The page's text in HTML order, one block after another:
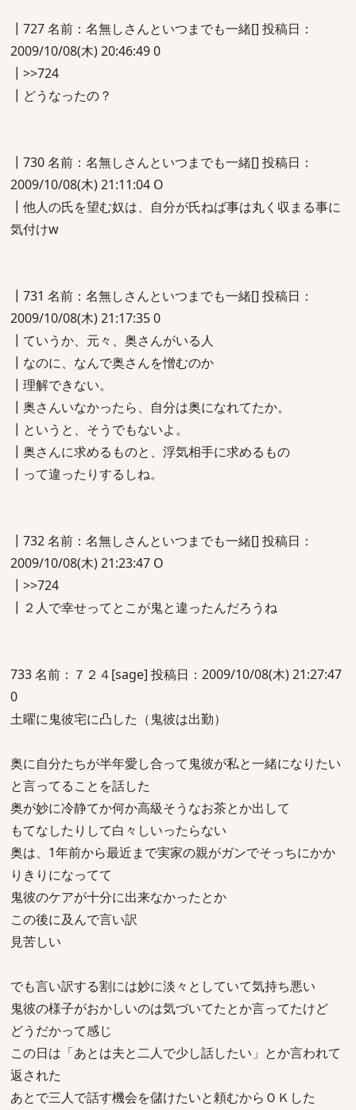
┃727 名前：名無しさんといつまでも一緒[] 投稿日：
2009/10/08(木) 20:46:49 0
┃>>724
┃どうなったの？
┃730 名前：名無しさんといつまでも一緒[] 投稿日：
2009/10/08(木) 21:11:04 O
┃他人の氏を望む奴は、自分が氏ねば事は丸く収まる事に
気付けw
┃731 名前：名無しさんといつまでも一緒[] 投稿日：
2009/10/08(木) 21:17:35 0
┃ていうか、元々、奥さんがいる人
┃なのに、なんで奥さんを憎むのか
┃理解できない。
┃奥さんいなかったら、自分は奥になれてたか。
┃というと、そうでもないよ。
┃奥さんに求めるものと、浮気相手に求めるもの
┃って違ったりするしね。
┃732 名前：名無しさんといつまでも一緒[] 投稿日：
2009/10/08(木) 21:23:47 O
┃>>724
┃２人で幸せってとこが鬼と違ったんだろうね
733 名前：７２４[sage] 投稿日：2009/10/08(木) 21:27:47
0
土曜に鬼彼宅に凸した（鬼彼は出勤）
奥に自分たちが半年愛し合って鬼彼が私と一緒になりたい
と言ってることを話した
奥が妙に冷静てか何か高級そうなお茶とか出して
もてなしたりして白々しいったらない
奥は、1年前から最近まで実家の親がガンでそっちにかか
りきりになってて
鬼彼のケアが十分に出来なかったとか
この後に及んで言い訳
見苦しい
でも言い訳する割には妙に淡々としていて気持ち悪い
鬼彼の様子がおかしいのは気づいてたとか言ってたけど
どうだかって感じ
この日は「あとは夫と二人で少し話したい」とか言われて
返された
あとで三人で話す機会を儲けたいと頼むからＯＫした